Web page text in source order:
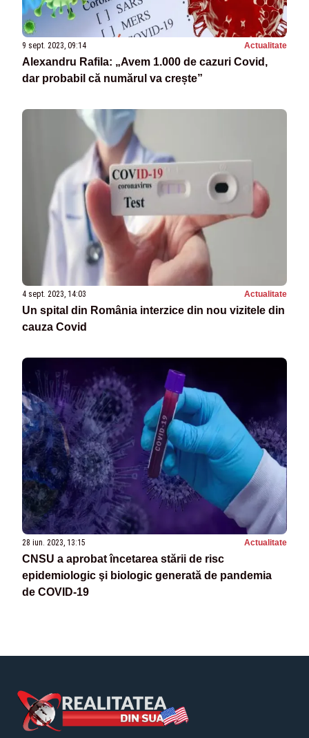
9 sept. 2023, 09:14 Actualitate
Alexandru Rafila: „Avem 1.000 de cazuri Covid,
dar probabil că numărul va crește”
4 sept. 2023, 14:03 Actualitate
Un spital din România interzice din nou vizitele din
cauza Covid
28 iun. 2023, 13:15 Actualitate
CNSU a aprobat încetarea stării de risc
epidemiologic şi biologic generată de pandemia
de COVID-19